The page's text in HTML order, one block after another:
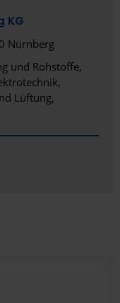
KG
Nürnberg
und Rohstoffe
Lüftung